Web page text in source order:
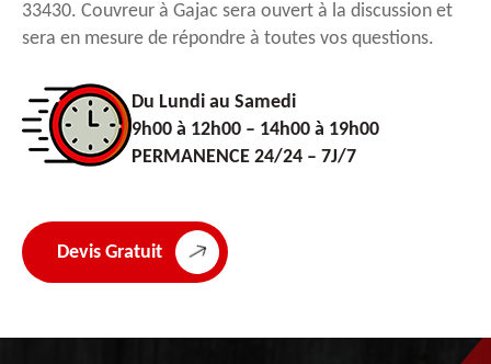
33430. Couvreur à Gajac sera ouvert à la discussion et
sera en mesure de répondre à toutes vos questions.
Du Lundi au Samedi
9h00 à 12h00 – 14h00 à 19h00
PERMANENCE 24/24 – 7J/7
Devis Gratuit